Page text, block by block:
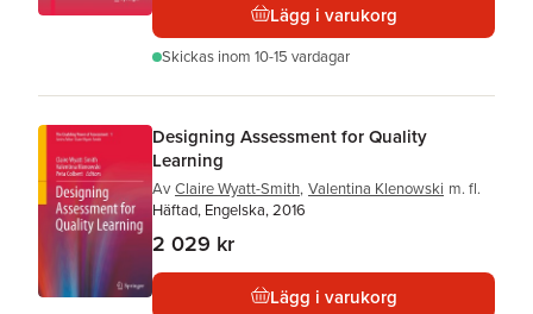
Lägg i varukorg
Skickas inom 10-15 vardagar
Designing Assessment for Quality
Learning
Av Claire Wyatt-Smith, Valentina Klenowski m. fl.
Häftad, Engelska, 2016
2 029 kr
Lägg i varukorg